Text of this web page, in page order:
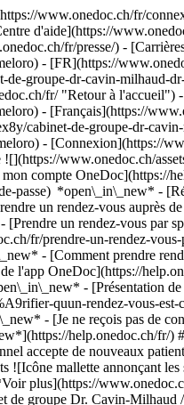
www.onedoc.ch/fr/
d'aide](https://
fr/presse/) -
- [FR](https://
groupe-dr-cavin-milhaud-
fr/ "Retour à l'accueil")
- [Français](https://
cabinet-de-groupe-dr-
- [Connexion](https://
www.onedoc.ch/
compte OneDoc](https://
passe) *open\_in\_new* -
un rendez-vous auprès
un rendez-vous par
fr/prendre-un-rendez-
- [Comment prendre
l'app OneDoc](https://
- [Présentation
proche de vous en Suisse. L'application OneDoc vous permet de gérer tous vos rendez-vous médicaux depuis votre natel, n'importe où et n'importe quand. ![Code QR redirigeant vers l’App Store ou Google Play pour télécharger l’app OneDoc Patients](https://www.onedoc.ch/assets/images/download-app-qr.jpeg) Scannez le QR code pour télécharger l’application [![Téléchargez notre application sur l'App Store!](https://www.onedoc.ch/assets/images/app-store-badge-fr.svg)](https://apps.apple.com/ch/app/onedoc/id1592376413?l=fr)[![Téléchargez notre application sur le Google Play Store!](https://www.onedoc.ch/assets/images/google-play-badge-fr.png)](https://play.google.com/store/apps/details?id=ch.onedoc.patient&hl=fr-CH) *keyboard\_arrow\_right* ## Recherches associées [Pédiatre à Nyon](https://www.onedoc.ch/fr/pediatre/nyon)[Pédiatre à Renens](https://www.onedoc.ch/fr/pediatre/renens)[Pédiatre à Lausanne](https://www.onedoc.ch/fr/pediatre/lausanne)[Pédiatre à Gland](https://www.onedoc.ch/fr/pediatre/gland)[Pédiatre à Morges](https://www.onedoc.ch/fr/pediatre/morges)[Pédiatre à Montreux](https://www.onedoc.ch/fr/pediatre/montreux)[Pédiatre à Chavannes-près-Renens](https://www.onedoc.ch/fr/pediatre/chavannes-pres-renens)[Pédiatre à Meinier](https://www.onedoc.ch/fr/pediatre/meinier)[Pédiatre à Prilly](https://www.onedoc.ch/fr/pediatre/prilly)[Pédiatre à Fribourg](https://www.onedoc.ch/fr/pediatre/fribourg)[Pédiatre à Crissier](https://www.onedoc.ch/fr/pediatre/crissier)[Pédiatre à Collombey](https://www.onedoc.ch/fr/pediatre/collombey)[Pédiatre à La Tour-de-Peilz](https://